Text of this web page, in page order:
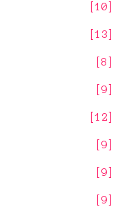
10
13
8
9
12
9
9
9